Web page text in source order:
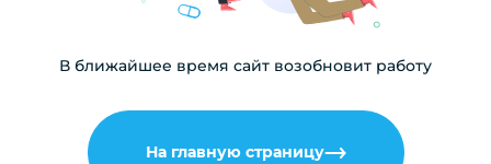
В ближайшее время сайт возобновит работу
На главную страницу